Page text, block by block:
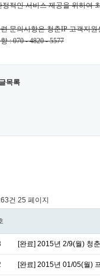
정적인 서비스 제공을 위하여
문의사항은 청춘IP 고객지
: 070 - 4820 - 5577
목록
건 25 페이지
[완료] 2015년 2/9(월) 청
[완료] 2015년 01/05(월)